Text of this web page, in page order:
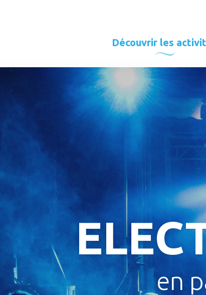
Découvrir les
en